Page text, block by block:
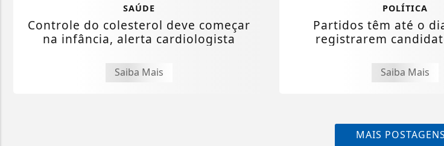
SAÚDE
Controle do colesterol deve começar
na infância, alerta cardiologista
Saiba Mais
POLÍTICA
Partidos têm até o
registrarem
Saiba Mais
MAIS POSTAGENS